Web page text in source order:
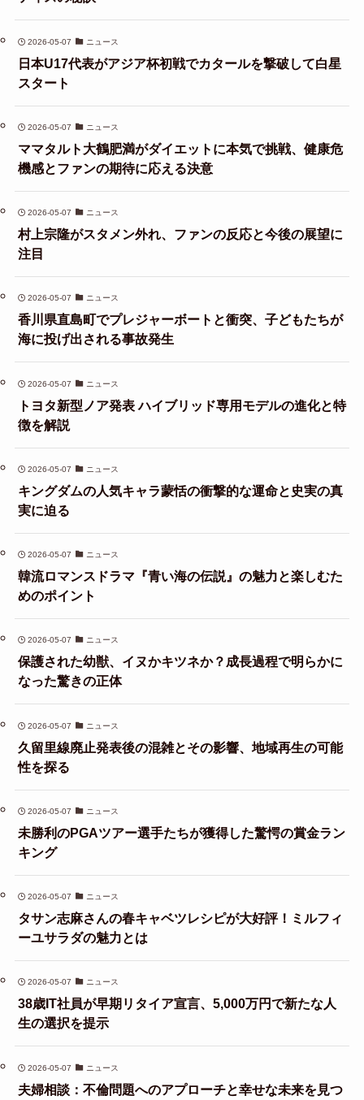
2026-05-07 ニュース
日本U17代表がアジア杯初戦でカタールを撃破して白星
スタート
2026-05-07 ニュース
ママタルト大鶴肥満がダイエットに本気で挑戦、健康危
機感とファンの期待に応える決意
2026-05-07 ニュース
村上宗隆がスタメン外れ、ファンの反応と今後の展望に
注目
2026-05-07 ニュース
香川県直島町でプレジャーボートと衝突、子どもたちが
海に投げ出される事故発生
2026-05-07 ニュース
トヨタ新型ノア発表 ハイブリッド専用モデルの進化と特
徴を解説
2026-05-07 ニュース
キングダムの人気キャラ蒙恬の衝撃的な運命と史実の真
実に迫る
2026-05-07 ニュース
韓流ロマンスドラマ『青い海の伝説』の魅力と楽しむた
めのポイント
2026-05-07 ニュース
保護された幼獣、イヌかキツネか？成長過程で明らかに
なった驚きの正体
2026-05-07 ニュース
久留里線廃止発表後の混雑とその影響、地域再生の可能
性を探る
2026-05-07 ニュース
未勝利のPGAツアー選手たちが獲得した驚愕の賞金ラン
キング
2026-05-07 ニュース
タサン志麻さんの春キャベツレシピが大好評！ミルフィ
ーユサラダの魅力とは
2026-05-07 ニュース
38歳IT社員が早期リタイア宣言、5,000万円で新たな人
生の選択を提示
2026-05-07 ニュース
夫婦相談：不倫問題へのアプローチと幸せな未来を見つ